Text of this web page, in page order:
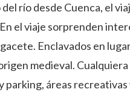
río desde Cuenca, el
el viaje sorprenden
Enclavados en
medieval. Cualquiera
parking, áreas recreativas